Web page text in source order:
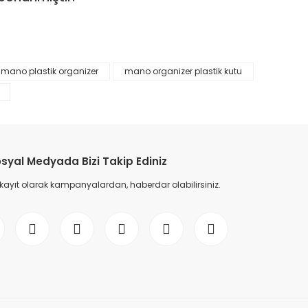
mano plastik organizer
mano organizer plastik kutu
Medyada Bizi Takip Ediniz
olarak kampanyalardan, haberdar olabilirsiniz.